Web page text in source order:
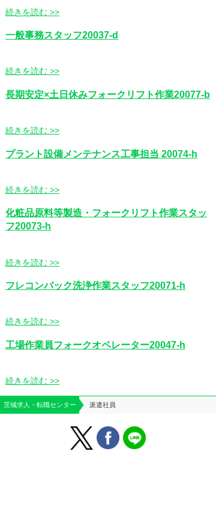
続きを読む >>
一般事務スタッフ20037-d
続きを読む >>
長期安定×土日休みフォークリフト作業20077-b
続きを読む >>
プラント設備メンテナンス工事担当 20074-h
続きを読む >>
化粧品原料等製造・フォークリフト作業スタッ
フ20073-h
続きを読む >>
フレコンバック洗浄作業スタッフ20071-h
続きを読む >>
工場作業員フォークオペレーター20047-h
続きを読む >>
茨城求人・転職センター 派遣社員